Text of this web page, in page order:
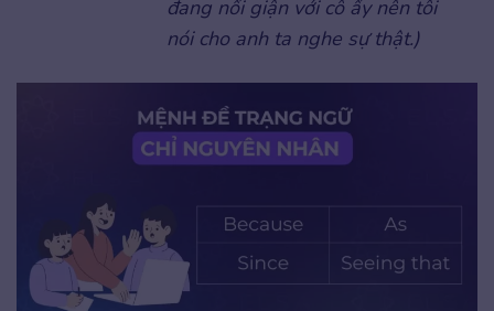
đang nổi giận với cô ấy nên tôi
nói cho anh ta nghe sự thật.)